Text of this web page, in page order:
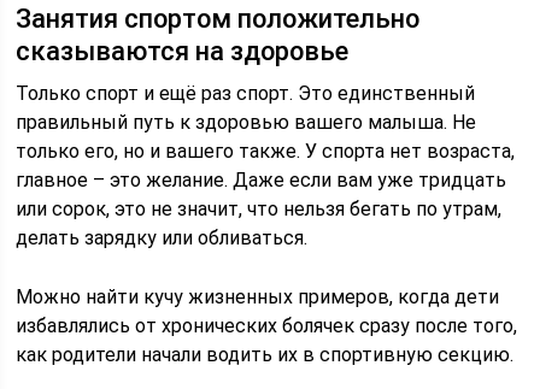
Занятия спортом положительно
сказываются на здоровье
Только спорт и ещё раз спорт. Это единственный
правильный путь к здоровью вашего малыша. Не
только его, но и вашего также. У спорта нет возраста,
главное – это желание. Даже если вам уже тридцать
или сорок, это не значит, что нельзя бегать по утрам,
делать зарядку или обливаться.
Можно найти кучу жизненных примеров, когда дети
избавлялись от хронических болячек сразу после того,
как родители начали водить их в спортивную секцию.